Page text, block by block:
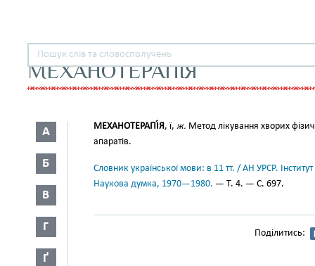
МЕХАНОТЕРАПІЯ
А
Б
В
Г
Ґ
МЕХАНОТЕРАПІ́Я, ї, ж. Метод лікування хворих
апаратів.
Словник української мови: в 11 тт. / АН УРСР.
Наукова думка, 1970—1980. — Т. 4. — С. 697.
Поділитись: